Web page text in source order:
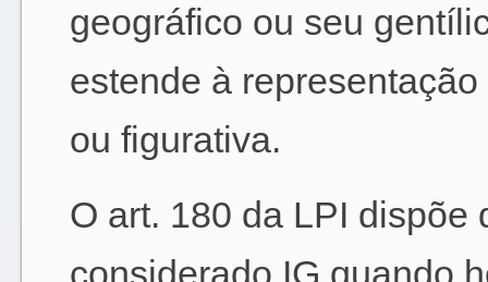
geográfico ou seu
estende à
ou figurativa.
O art. 180 da LPI dispõe
considerado IG quando